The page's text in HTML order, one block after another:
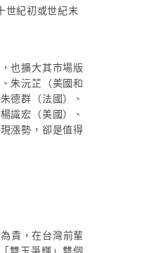
世紀初或世紀末
也擴大其市場版
朱沅芷（美國和
德群（法國）、
識宏（美國）、
漲勢，卻是值得
貴，在台灣前輩
雙玉爭輝」雙個